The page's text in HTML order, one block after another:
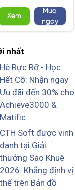
Xem
Mua
ngay
nhất
Hè Rực Rỡ - Học
Hết Cỡ: Nhận ngay
Ưu đãi đến 30% cho
Achieve3000 &
Matific
CTH Soft được vinh
danh tại Giải
thưởng Sao Khuê
2026: Khẳng định vị
thế trên Bản đồ